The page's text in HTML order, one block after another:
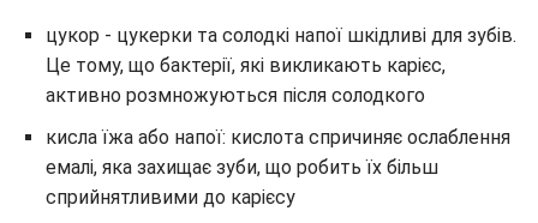
цукор - цукерки та солодкі напої шкідливі для зубів.
Це тому, що бактерії, які викликають карієс,
активно розмножуються після солодкого
кисла їжа або напої: кислота спричиняє ослаблення
емалі, яка захищає зуби, що робить їх більш
сприйнятливими до карієсу